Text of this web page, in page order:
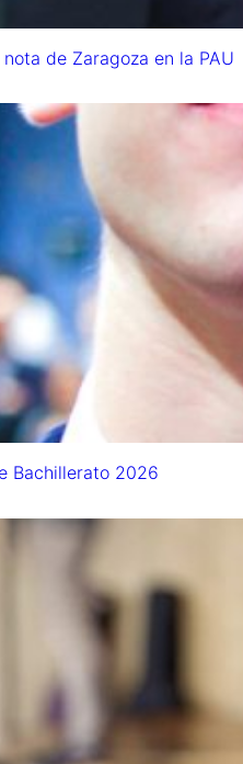
de Zaragoza en la PAU
Bachillerato 2026